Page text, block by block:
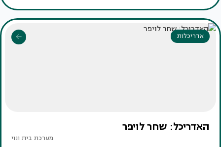
אדריכלות
האדריכל: שחר לויפר
מערכת בית ונוי